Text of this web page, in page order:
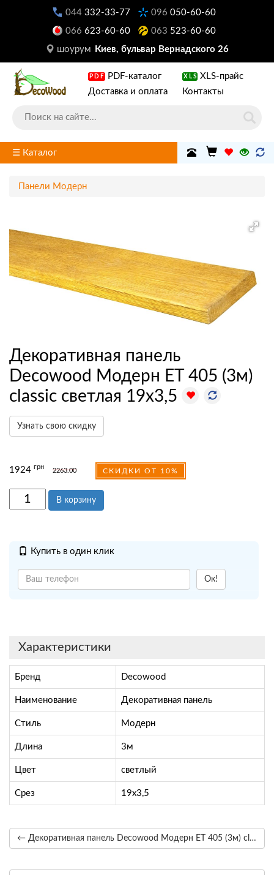
044 332-33-77 096 050-60-60
066 623-60-60 063 523-60-60
шоурум
Киев, бульвар Вернадского 26
PDF PDF-каталог XLS XLS-прайс
Доставка и оплата
Контакты
☰ Каталог
Панели Модерн
Декоративная панель
Decowood Модерн ET 405 (3м)
classic светлая 19х3,5
Узнать свою скидку
1924 грн
2263.00 СКИДКИ ОТ 10%
В корзину
Купить в один клик
Ок!
Характеристики
Бренд Decowood
Наименование Декоративная панель
Стиль Модерн
Длина 3м
Цвет светлый
Срез 19х3,5
← Декоративная панель Decowood Модерн ET 405 (3м) classic белая 19х3,5